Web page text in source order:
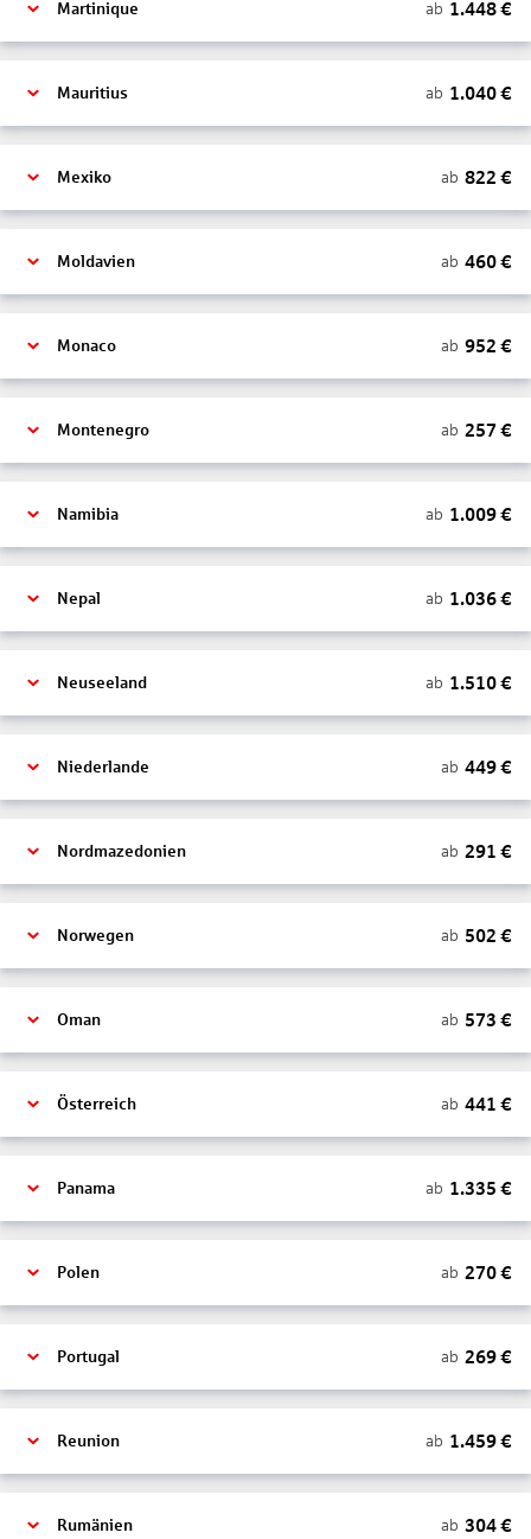
Martinique ab 1.448€
Mauritius ab 1.040€
Mexiko ab 822 €
Moldavien ab 460€
Monaco ab 952 €
Montenegro ab 257 €
Namibia ab 1.009€
Nepal ab 1.036€
Neuseeland ab 1.510€
Niederlande ab 449€
Nordmazedonien ab 291 €
Norwegen ab 502 €
Oman ab 573 €
Österreich ab 441 €
Panama ab 1.335 €
Polen ab 270€
Portugal ab 269€
Reunion ab 1.459€
Rumänien ab 304€